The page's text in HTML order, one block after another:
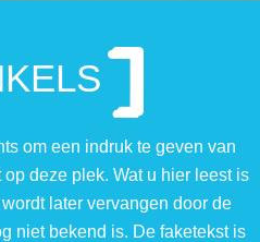
om een indruk te geven van
deze plek. Wat u hier leest is
later vervangen door de
niet bekend is. De faketekst is